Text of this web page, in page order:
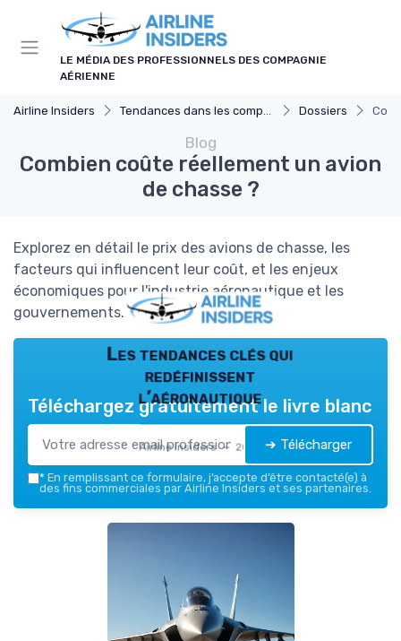
LE MÉDIA DES PROFESSIONNELS DES COMPAGNIE
AÉRIENNE
Airline Insiders Tendances dans les compagnies aériennes Dossiers
Blog
Combien coûte réellement un avion
de chasse ?
Explorez en détail le prix des avions de chasse, les
facteurs qui influencent leur coût, et les enjeux
économiques pour l'industrie aéronautique et les
gouvernements.
Les tendances clés qui
redéfinissent
l’aéronautique
Airline Insiders — 2026
Téléchargez gratuitement le livre blanc
➔ Télécharger
* En remplissant ce formulaire, j’accepte d’être contacté(e) à
des fins commerciales par Airline Insiders et ses partenaires.
Panneau de gestion des cookies